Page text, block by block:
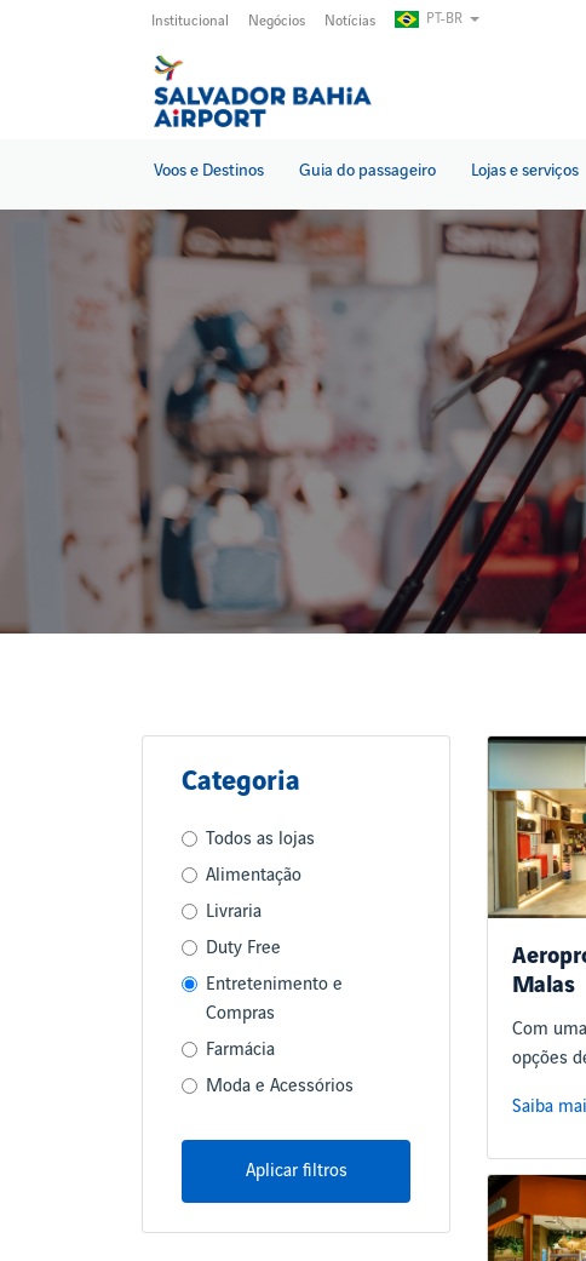
Institucional Negócios Notícias PT-BR
Voos e Destinos Guia do passageiro Lojas e serviços
Categoria
Todos as lojas
Alimentação
Livraria
Duty Free
Entretenimento e
Compras
Farmácia
Moda e Acessórios
Aplicar filtros
Malas
Com
opções
Saiba